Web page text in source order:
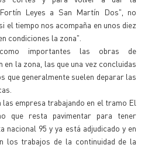
Leyes a San Martín Dos", no
el tiempo nos acompaña en unos diez
condiciones la zona".
como importantes las obras de
en la zona, las que una vez concluidas
que generalmente suelen deparar las
empresa trabajando en el tramo El
que resta pavimentar para tener
95 y ya está adjudicado y en
los trabajos de la continuidad de la